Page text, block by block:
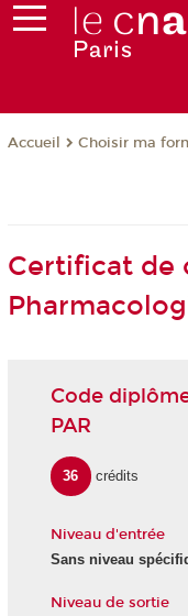
Accueil Choisir ma
Certificat de
Code
PAR
36 crédits
Niveau d'entrée
Sans niveau
Niveau de sortie